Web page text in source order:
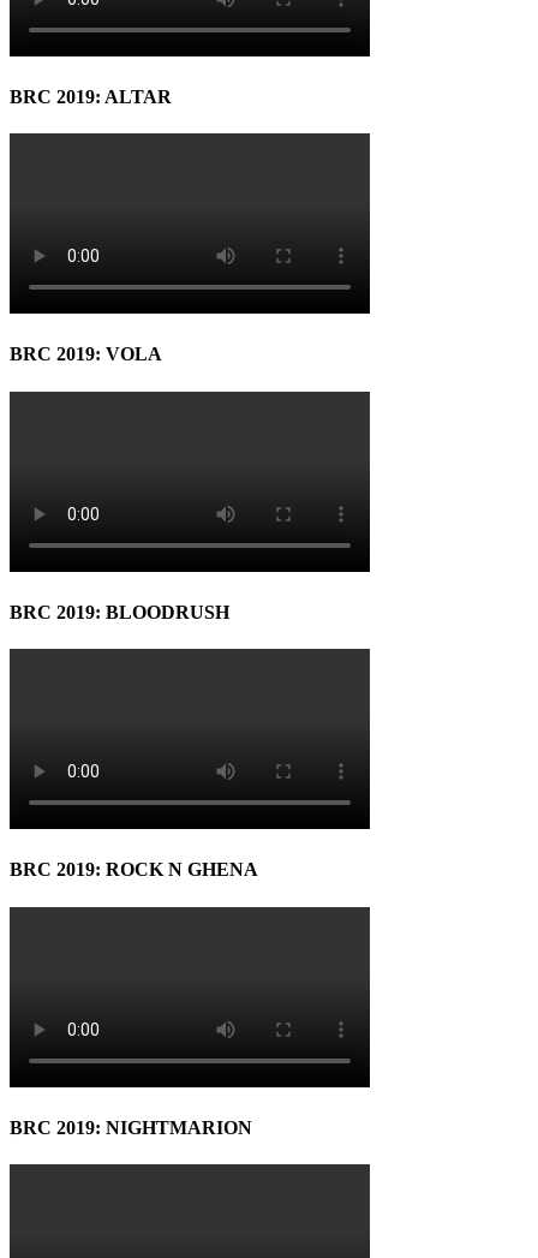
BRC 2019: ALTAR
BRC 2019: VOLA
BRC 2019: BLOODRUSH
BRC 2019: ROCK N GHENA
BRC 2019: NIGHTMARION